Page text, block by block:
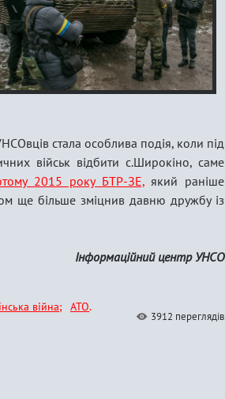
стала особлива подія, коли під
військ відбити с.Широкіно, саме
2015 року БТР-ЗЕ,який раніше
ще більше зміцнив давню дружбу із
Інформаційний центр УНСО
війна АТО
3912 переглядів